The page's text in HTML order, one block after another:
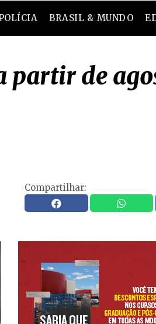
BRASIL & MUNDO
partir de
Compartilhar: